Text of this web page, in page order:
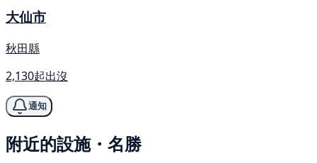
大仙市
秋田縣
2,130起出沒
通知
附近的設施・名勝